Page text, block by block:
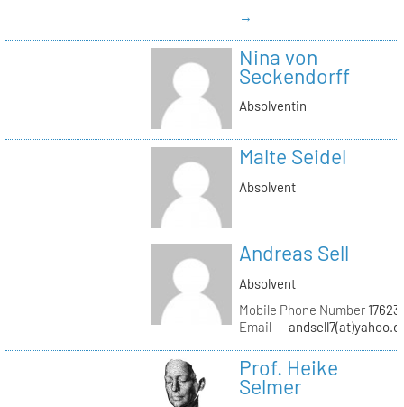
→
Nina von
Seckendorff
Absolventin
Malte Seidel
Absolvent
Andreas Sell
Absolvent
Mobile Phone Number
Email
Prof. Heike
Selmer